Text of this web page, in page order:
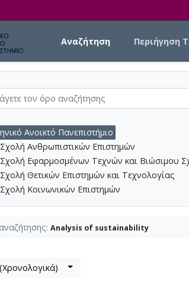
Αναζήτηση Περιήγηση
Ανοικτό Πανεπιστήμιο
Σχολή Ανθρωπιστικών Επιστημών
Σχολή Εφαρμοσμένων Τεχνών και Βιώσιμου
Σχολή Θετικών Επιστημών και Τεχνολογίας
Σχολή Κοινωνικών Επιστημών
Analysis of sustainability